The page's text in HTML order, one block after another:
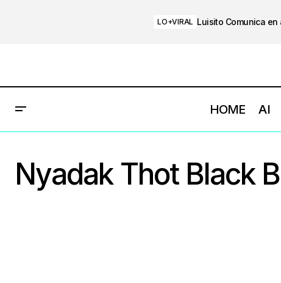
LO+VIRAL Luisito Comunica en
HOME AI
Nyadak Thot Black